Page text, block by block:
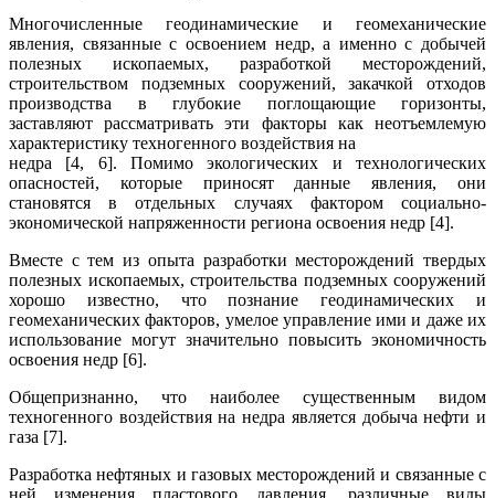
Многочисленные геодинамические и геомеханические
явления, связанные с освоением недр, а именно с добычей
полезных ископаемых, разработкой месторождений,
строительством подземных сооружений, закачкой отходов
производства в глубокие поглощающие горизонты,
заставляют рассматривать эти факторы как неотъемлемую
характеристику техногенного воздействия на
недра [4, 6]. Помимо экологических и технологических
опасностей, которые приносят данные явления, они
становятся в отдельных случаях фактором социально-
экономической напряженности региона освоения недр [4].
Вместе с тем из опыта разработки месторождений твердых
полезных ископаемых, строительства подземных сооружений
хорошо известно, что познание геодинамических и
геомеханических факторов, умелое управление ими и даже их
использование могут значительно повысить экономичность
освоения недр [6].
Общепризнанно, что наиболее существенным видом
техногенного воздействия на недра является добыча нефти и
газа [7].
Разработка нефтяных и газовых месторождений и связанные с
ней изменения пластового давления, различные виды